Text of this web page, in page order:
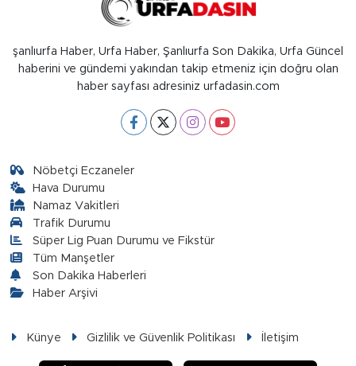
şanlıurfa Haber, Urfa Haber, Şanlıurfa Son Dakika, Urfa Güncel
haberini ve gündemi yakından takip etmeniz için doğru olan
haber sayfası adresiniz urfadasin.com
Nöbetçi Eczaneler
Hava Durumu
Namaz Vakitleri
Trafik Durumu
Süper Lig Puan Durumu ve Fikstür
Tüm Manşetler
Son Dakika Haberleri
Haber Arşivi
Künye Gizlilik ve Güvenlik Politikası İletişim